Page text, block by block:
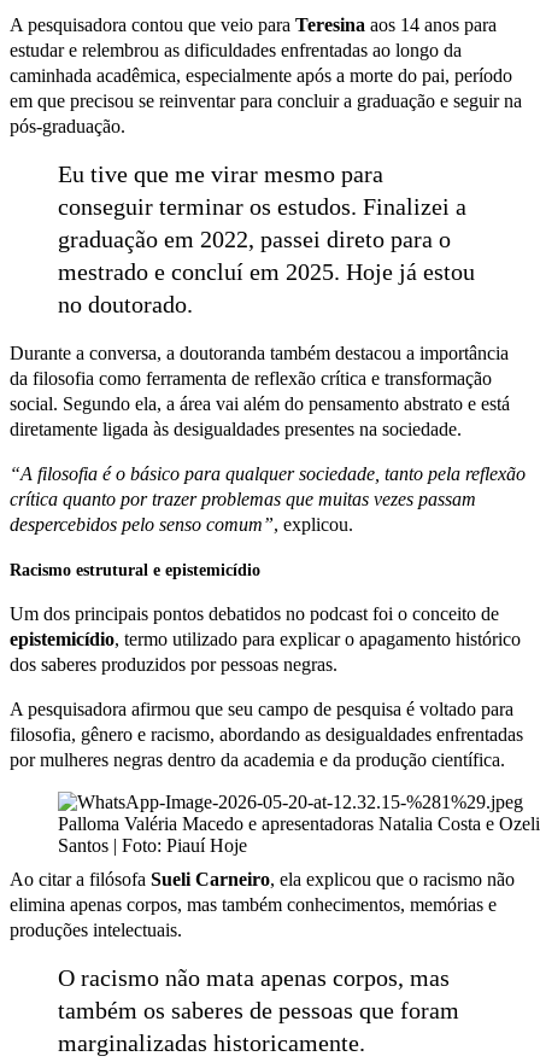
A pesquisadora contou que veio para Teresina aos 14 anos para
estudar e relembrou as dificuldades enfrentadas ao longo da
caminhada acadêmica, especialmente após a morte do pai, período
em que precisou se reinventar para concluir a graduação e seguir na
pós-graduação.
Eu tive que me virar mesmo para
conseguir terminar os estudos. Finalizei a
graduação em 2022, passei direto para o
mestrado e concluí em 2025. Hoje já estou
no doutorado.
Durante a conversa, a doutoranda também destacou a importância
da filosofia como ferramenta de reflexão crítica e transformação
social. Segundo ela, a área vai além do pensamento abstrato e está
diretamente ligada às desigualdades presentes na sociedade.
“A filosofia é o básico para qualquer sociedade, tanto pela reflexão
crítica quanto por trazer problemas que muitas vezes passam
despercebidos pelo senso comum”, explicou.
Racismo estrutural e epistemicídio
Um dos principais pontos debatidos no podcast foi o conceito de
epistemicídio, termo utilizado para explicar o apagamento histórico
dos saberes produzidos por pessoas negras.
A pesquisadora afirmou que seu campo de pesquisa é voltado para
filosofia, gênero e racismo, abordando as desigualdades enfrentadas
por mulheres negras dentro da academia e da produção científica.
Palloma Valéria Macedo e apresentadoras Natalia Costa e Ozeli
Santos | Foto: Piauí Hoje
Ao citar a filósofa Sueli Carneiro, ela explicou que o racismo não
elimina apenas corpos, mas também conhecimentos, memórias e
produções intelectuais.
O racismo não mata apenas corpos, mas
também os saberes de pessoas que foram
marginalizadas historicamente.